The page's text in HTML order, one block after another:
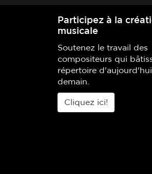
Participez à la
musicale
Soutenez le travail des
compositeurs qui
répertoire
demain.
Cliquez ici!